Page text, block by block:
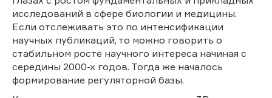
исследований в сфере биологии и медицины.
Если отслеживать это по интенсификации
научных публикаций, то можно говорить о
стабильном росте научного интереса начиная с
середины 2000-х годов. Тогда же началось
формирование регуляторной базы.